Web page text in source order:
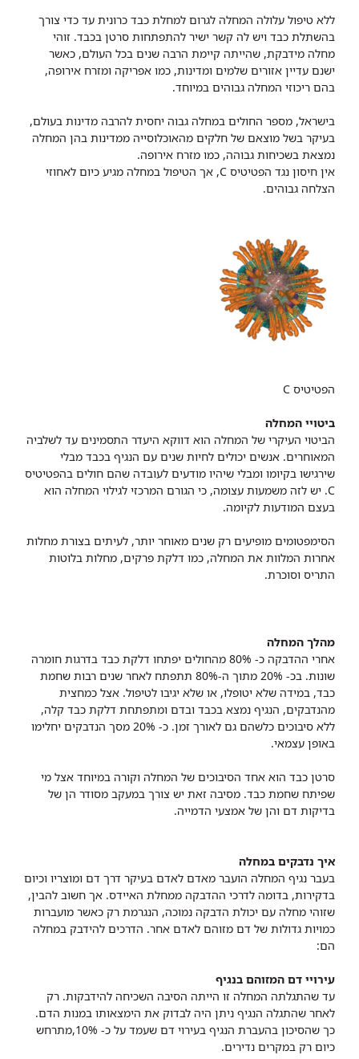
ללא טיפול עלולה המחלה לגרום למחלת כבד כרונית עד כדי צורך
בהשתלת כבד ויש לה קשר ישיר להתפתחות סרטן בכבד. זוהי
מחלה מידבקת, שהייתה קיימת הרבה שנים בכל העולם, כאשר
ישנם עדיין אזורים שלמים ומדינות, כמו אפריקה ומזרח אירופה,
בהם ריכוזי המחלה גבוהים במיוחד.
בישראל, מספר החולים במחלה גבוה יחסית להרבה מדינות בעולם,
בעיקר בשל מוצאם של חלקים מהאוכלוסייה ממדינות בהן המחלה
נמצאת בשכיחות גבוהה, כמו מזרח אירופה.
אין חיסון נגד הפטיטיס C, אך הטיפול במחלה מגיע כיום לאחוזי
הצלחה גבוהים.
הפטיטיס C
ביטויי המחלה
הביטוי העיקרי של המחלה הוא דווקא היעדר התסמינים עד לשלביה
המאוחרים. אנשים יכולים לחיות שנים עם הנגיף בכבד מבלי
שירגישו בקיומו ומבלי שיהיו מודעים לעובדה שהם חולים בהפטיטיס
C. יש לזה משמעות עצומה, כי הגורם המרכזי לגילוי המחלה הוא
בעצם המודעות לקיומה.
הסימפטומים מופיעים רק שנים מאוחר יותר, לעיתים בצורת מחלות
אחרות המלוות את המחלה, כמו דלקת פרקים, מחלות בלוטות
התריס וסוכרת.
מהלך המחלה
אחרי ההדבקה כ- 80% מהחולים יפתחו דלקת כבד בדרגות חומרה
שונות. בכ- 20% מתוך ה-80% תתפתח לאחר שנים רבות שחמת
כבד, במידה שלא יטופלו, או שלא יגיבו לטיפול. אצל כמחצית
מהנדבקים, הנגיף נמצא בכבד ובדם ומתפתחת דלקת כבד קלה,
ללא סיבוכים כלשהם גם לאורך זמן. כ- 20% מסך הנדבקים יחלימו
באופן עצמאי.
סרטן כבד הוא אחד הסיבוכים של המחלה וקורה במיוחד אצל מי
שפיתח שחמת כבד. מסיבה זאת יש צורך במעקב מסודר הן של
בדיקות דם והן של אמצעי הדמייה.
איך נדבקים במחלה
בעבר נגיף המחלה הועבר מאדם לאדם בעיקר דרך דם ומוצריו וכיום
בדקירות, בדומה לדרכי ההדבקה ממחלת האיידס. אך חשוב להבין,
שזוהי מחלה עם יכולת הדבקה נמוכה, הנגרמת רק כאשר מועברות
כמויות גדולות של דם מזוהם לאדם אחר. הדרכים להידבק במחלה
הם:
עירויי דם המזוהם בנגיף
עד שהתגלתה המחלה זו הייתה הסיבה השכיחה להידבקות. רק
לאחר שהתגלה הנגיף ניתן היה לבדוק את הימצאותו במנות הדם.
כך שהסיכון בהעברת הנגיף בעירוי דם שעמד על כ- 10%,מתרחש
כיום רק במקרים נדירים.